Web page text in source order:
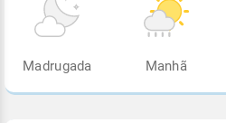
Madrugada Manhã